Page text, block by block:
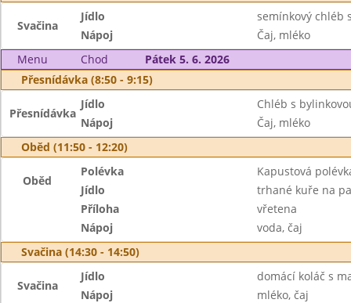
Svačina
Jídlo
semínkový chléb
Nápoj
Čaj, mléko
Menu
Chod
Pátek 5. 6. 2026
Přesnídávka (8:50 - 9:15)
Přesnídávka
Jídlo
Chléb s
Nápoj
Čaj, mléko
Oběd (11:50 - 12:20)
Oběd
Polévka
Kapustová
Jídlo
trhané kuře na
Příloha
vřetena
Nápoj
voda, čaj
Svačina (14:30 - 14:50)
Svačina
Jídlo
domácí koláč s
Nápoj
mléko, čaj